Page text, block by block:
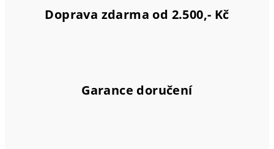
v
ý
Doprava zdarma od 2.500,- Kč
Garance doručení